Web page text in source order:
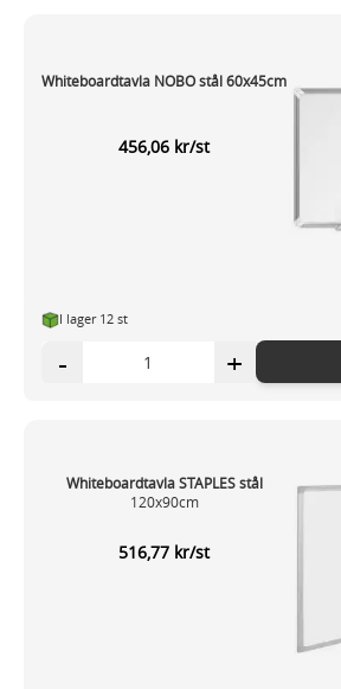
Whiteboardtavla NOBO stål 60x45cm
456,06 kr/st
I lager 12 st
- +
Whiteboardtavla STAPLES stål
120x90cm
516,77 kr/st